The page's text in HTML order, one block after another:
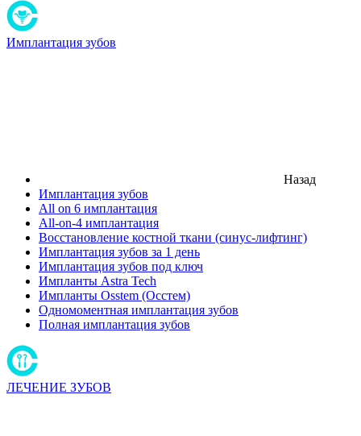
Имплантация зубов
Назад
Имплантация зубов
All on 6 имплантация
All-on-4 имплантация
Восстановление костной ткани (синус-лифтинг)
Имплантация зубов за 1 день
Имплантация зубов под ключ
Импланты Astra Tech
Импланты Osstem (Осстем)
Одномоментная имплантация зубов
Полная имплантация зубов
ЛЕЧЕНИЕ ЗУБОВ